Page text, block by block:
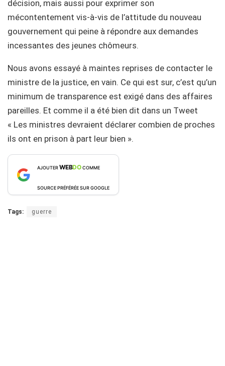
décision, mais aussi pour exprimer son
mécontentement vis-à-vis de l’attitude du nouveau
gouvernement qui peine à répondre aux demandes
incessantes des jeunes chômeurs.
Nous avons essayé à maintes reprises de contacter le
ministre de la justice, en vain. Ce qui est sur, c’est qu’un
minimum de transparence est exigé dans des affaires
pareilles. Et comme il a été bien dit dans un Tweet
« Les ministres devraient déclarer combien de proches
ils ont en prison à part leur bien ».
AJOUTERWEBDOCOMME
SOURCE PRÉFÉRÉE SUR GOOGLE
Tags: guerre